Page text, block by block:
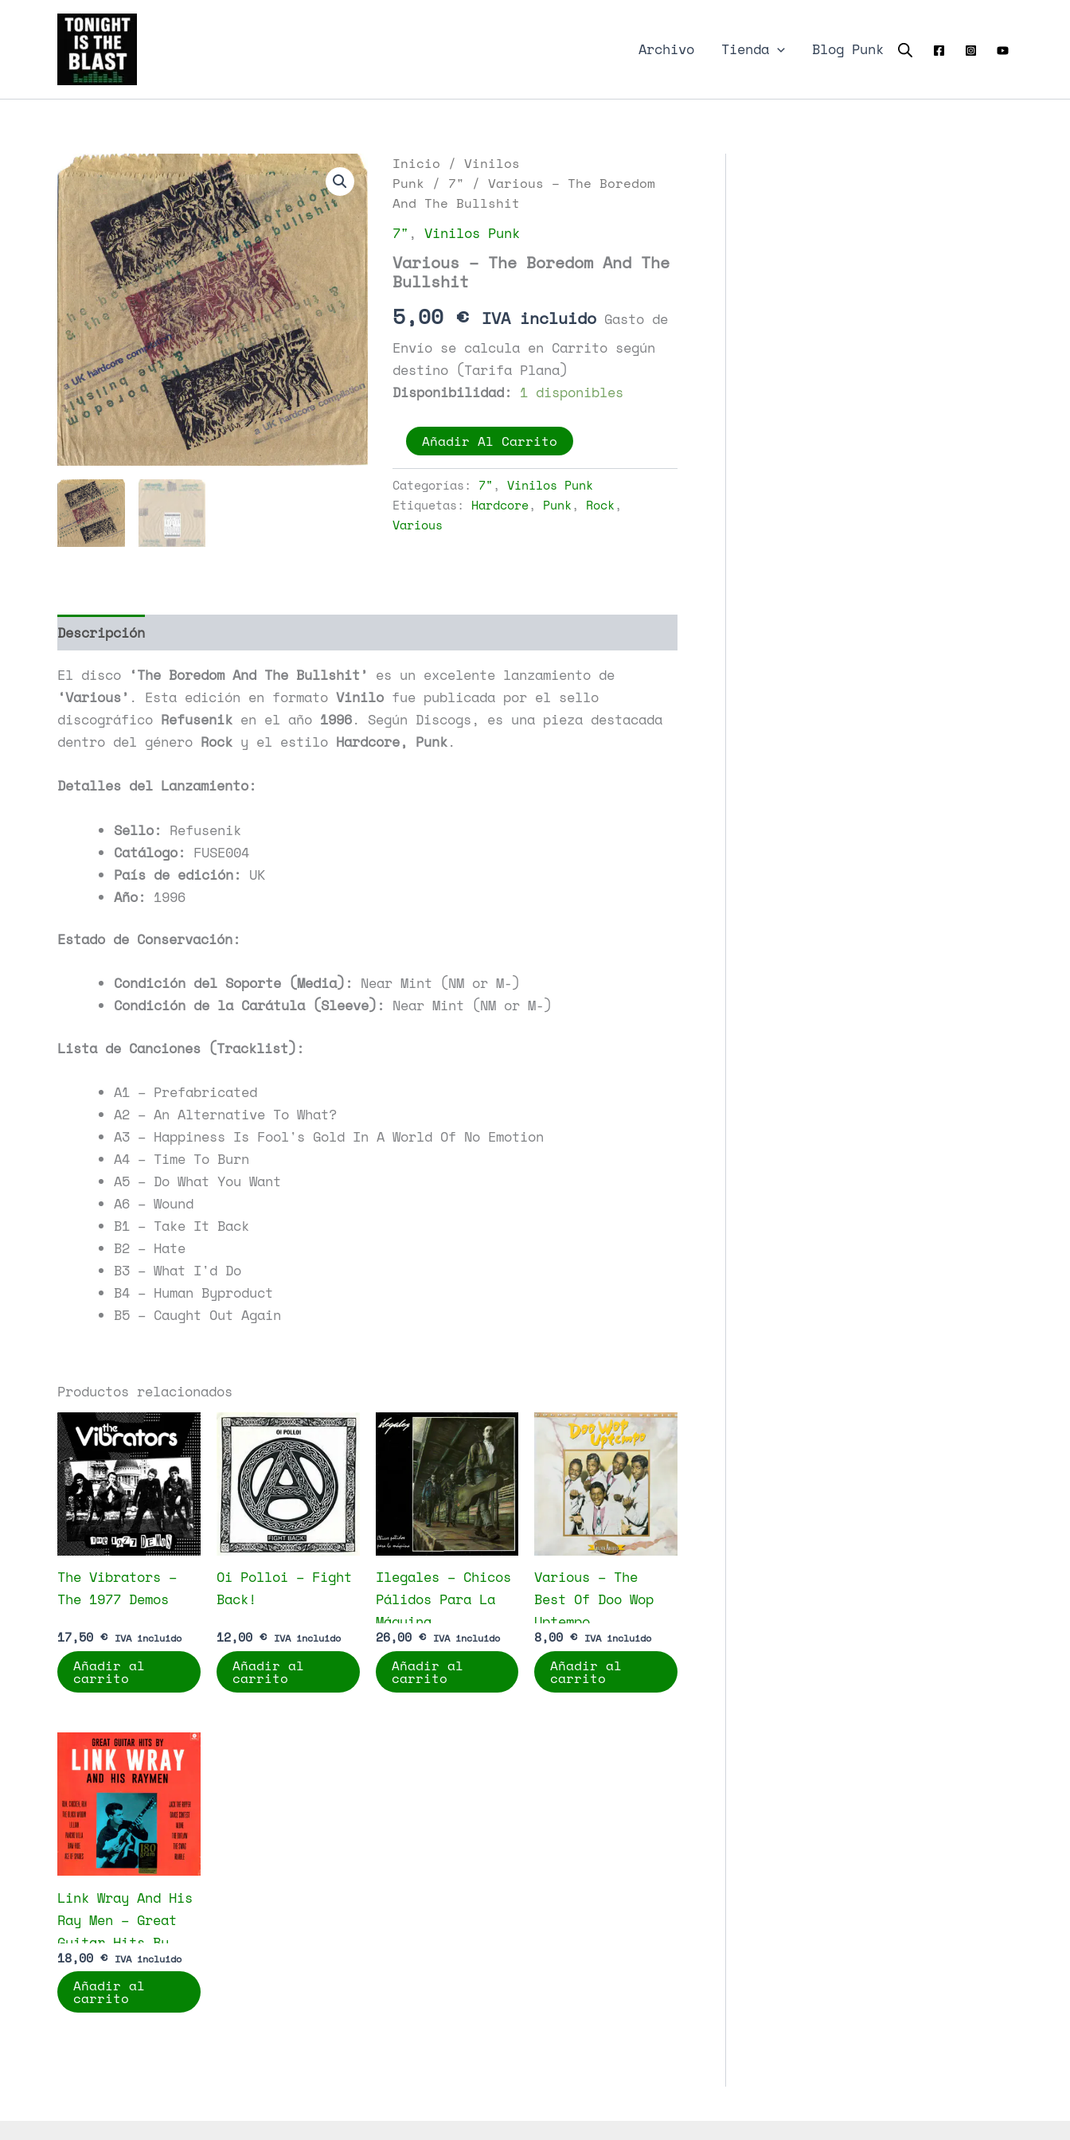
contenido
Archivo Tienda Blog Punk
Inicio / Vinilos
Punk / 7" / Various – The Boredom
And The Bullshit
7" , Vinilos Punk
Various – The Boredom And The
Bullshit
5,00 € IVA incluido Gasto de
Envío se calcula en Carrito según
destino (Tarifa Plana)
Disponibilidad: 1 disponibles
Various
The
Boredom
And
The
Bullshit
Añadir Al Carrito
Categorías: 7" , Vinilos Punk
Etiquetas: Hardcore, Punk, Rock,
Various
Descripción
El disco ‘The Boredom And The Bullshit’ es un excelente lanzamiento de
‘Various’ . Esta edición en formato Vinilo fue publicada por el sello
discográfico Refusenik en el año 1996. Según Discogs, es una pieza destacada
dentro del género Rock y el estilo Hardcore, Punk.
Detalles del Lanzamiento:
Sello: Refusenik
Catálogo: FUSE004
País de edición: UK
Año: 1996
Estado de Conservación:
Condición del Soporte (Media): Near Mint (NM or M-)
Condición de la Carátula (Sleeve): Near Mint (NM or M-)
Lista de Canciones (Tracklist):
A1 – Prefabricated
A2 – An Alternative To What?
A3 – Happiness Is Fool's Gold In A World Of No Emotion
A4 – Time To Burn
A5 – Do What You Want
A6 – Wound
B1 – Take It Back
B2 – Hate
B3 – What I'd Do
B4 – Human Byproduct
B5 – Caught Out Again
Productos relacionados
The Vibrators –
The 1977 Demos
17,50 € IVA incluido
Añadir al
carrito
Oi Polloi – Fight
Back!
12,00 € IVA incluido
Añadir al
carrito
Ilegales – Chicos
Pálidos Para La
Máquina
26,00 € IVA incluido
Añadir al
carrito
Various – The
Best Of Doo Wop
Uptempo
8,00€ IVA incluido
Añadir al
carrito
Link Wray And His
Ray Men – Great
Guitar Hits By
Link Wray And His
Raymen
18,00 € IVA incluido
Añadir al
carrito